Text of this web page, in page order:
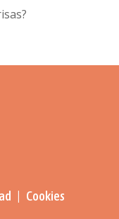
| Cookies